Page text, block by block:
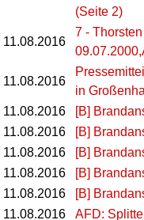
(Seite 2)
11.08.2016
7 -
11.08.2016
in
11.08.2016
[B]
11.08.2016
[B]
11.08.2016
[B]
11.08.2016
[B]
11.08.2016
[B]
11.08.2016
AFD: